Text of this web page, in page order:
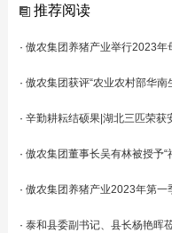
推荐阅读
· 傲农集团养猪产业举行2023年
· 傲农集团获评“农业农村部华南
· 辛勤耕耘结硕果|湖北三匹荣获
· 傲农集团董事长吴有林被授予“
· 傲农集团养猪产业2023年第一
· 泰和县委副书记、县长杨艳晖